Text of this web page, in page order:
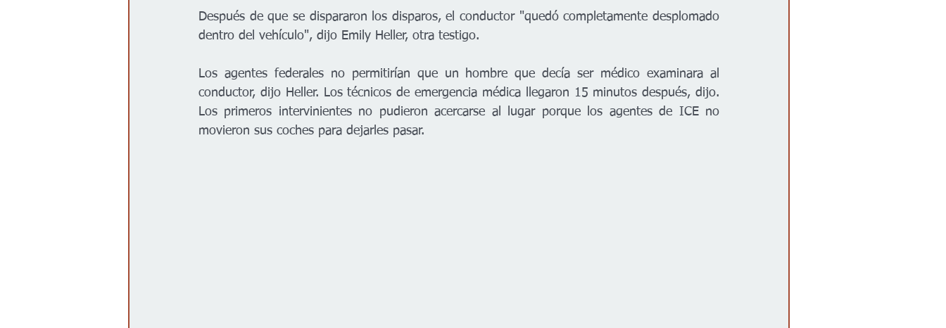
Después de que se dispararon los disparos, el conductor "quedó completamente desplomado
dentro del vehículo", dijo Emily Heller, otra testigo.
Los agentes federales no permitirían que un hombre que decía ser médico examinara al
conductor, dijo Heller. Los técnicos de emergencia médica llegaron 15 minutos después, dijo.
Los primeros intervinientes no pudieron acercarse al lugar porque los agentes de ICE no
movieron sus coches para dejarles pasar.